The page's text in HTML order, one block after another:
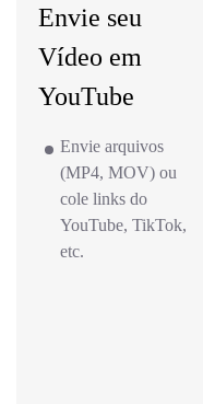
Envie seu
Vídeo em
YouTube
Envie arquivos
(MP4, MOV) ou
cole links do
YouTube, TikTok,
etc.